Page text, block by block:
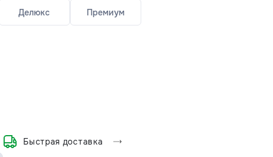
Делюкс Премиум
Быстрая доставка